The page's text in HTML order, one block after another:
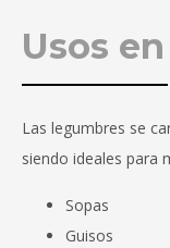
Usos
Las legumbres se
siendo ideales para
Sopas
Guisos